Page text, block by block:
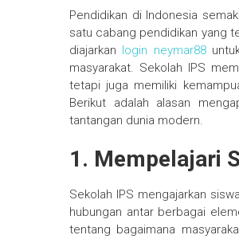
Pendidikan di Indonesia
satu cabang pendidikan yang
diajarkan login neymar88
masyarakat. Sekolah IPS
tetapi juga memiliki
Berikut adalah alasan
tantangan dunia modern.
1. Mempelajari
Sekolah IPS mengajarkan
hubungan antar berbagai
tentang bagaimana